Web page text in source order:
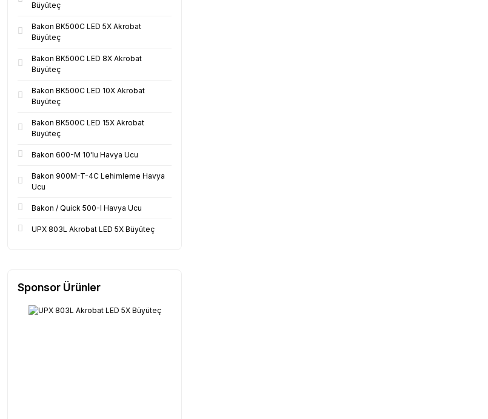
Büyüteç
Bakon BK500C LED 5X Akrobat
Büyüteç
Bakon BK500C LED 8X Akrobat
Büyüteç
Bakon BK500C LED 10X Akrobat
Büyüteç
Bakon BK500C LED 15X Akrobat
Büyüteç
Bakon 600-M 10'lu Havya Ucu
Bakon 900M-T-4C Lehimleme Havya
Ucu
Bakon / Quick 500-I Havya Ucu
UPX 803L Akrobat LED 5X Büyüteç
Sponsor Ürünler